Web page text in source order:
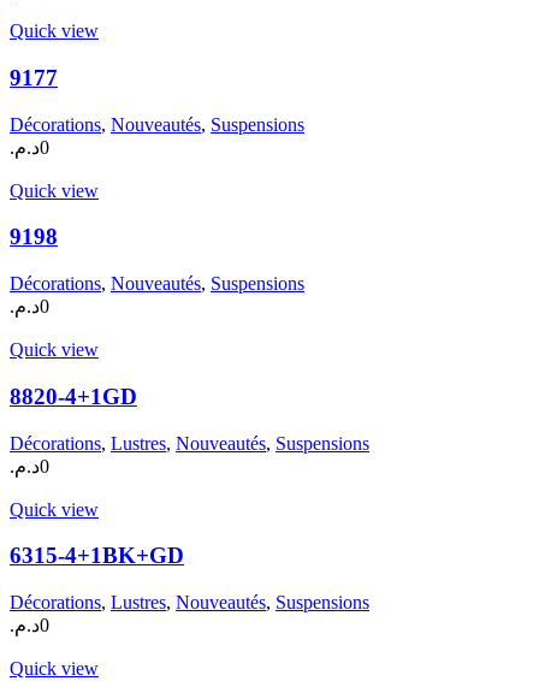
Quick view
9177
Décorations, Nouveautés, Suspensions
0د.م.
Quick view
9198
Décorations, Nouveautés, Suspensions
0د.م.
Quick view
8820-4+1GD
Décorations, Lustres, Nouveautés, Suspensions
0د.م.
Quick view
6315-4+1BK+GD
Décorations, Lustres, Nouveautés, Suspensions
0د.م.
Quick view